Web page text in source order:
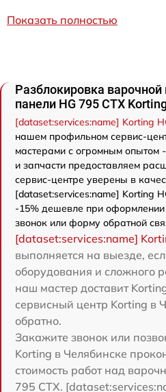
Показать полностью
Разблокировка
панели HG 795 CTX
[dataset:services:name] Korting
нашем профильном сервис-
мастерами с огромным опытом
и запчасти предоставляем
сервис-центре уверены в
[dataset:services:name] Korting
-15% дешевле при оформлении
звонок или форму обратной
[dataset:services:name]
выполняется на выезде,
оборудования и сложного
наш мастер доставит
сервисный центр Korting в
обратно.
Закажите звонок или
Korting в Челябинске
стоимость работ над
795 CTX.